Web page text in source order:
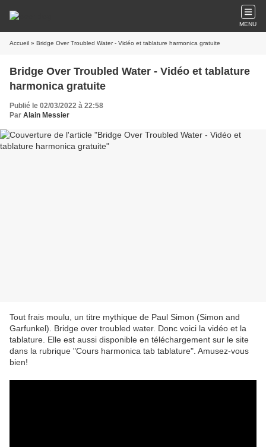
MENU
Accueil » Bridge Over Troubled Water - Vidéo et tablature harmonica gratuite
Bridge Over Troubled Water - Vidéo et tablature
harmonica gratuite
Publié le 02/03/2022 à 22:58
Par Alain Messier
Tout frais moulu, un titre mythique de Paul Simon (Simon and
Garfunkel). Bridge over troubled water. Donc voici la vidéo et la
tablature. Elle est aussi disponible en téléchargement sur le site
dans la rubrique "Cours harmonica tab tablature". Amusez-vous
bien!